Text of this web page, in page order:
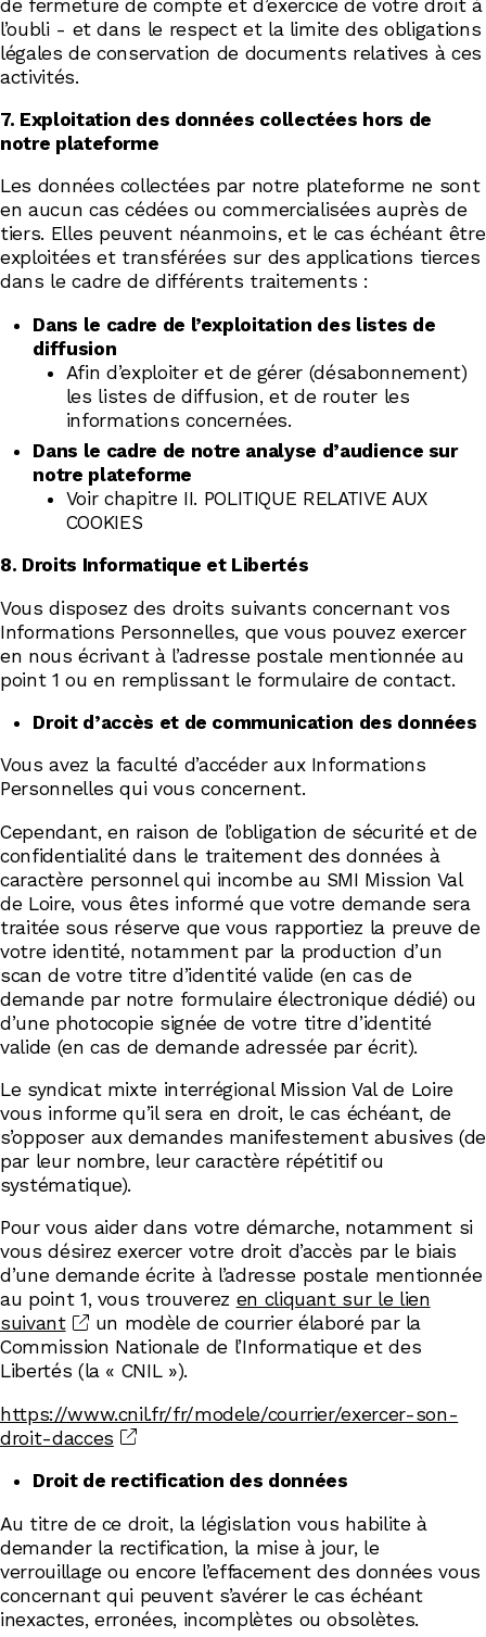
de fermeture de compte et d’exercice de votre droit à
l’oubli - et dans le respect et la limite des obligations
légales de conservation de documents relatives à ces
activités.
7. Exploitation des données collectées hors de
notre plateforme
Les données collectées par notre plateforme ne sont
en aucun cas cédées ou commercialisées auprès de
tiers. Elles peuvent néanmoins, et le cas échéant être
exploitées et transférées sur des applications tierces
dans le cadre de différents traitements :
Dans le cadre de l’exploitation des listes de
diffusion
Afin d’exploiter et de gérer (désabonnement)
les listes de diffusion, et de router les
informations concernées.
Dans le cadre de notre analyse d’audience sur
notre plateforme
Voir chapitre II. POLITIQUE RELATIVE AUX
COOKIES
8. Droits Informatique et Libertés
Vous disposez des droits suivants concernant vos
Informations Personnelles, que vous pouvez exercer
en nous écrivant à l’adresse postale mentionnée au
point 1 ou en remplissant le formulaire de contact.
Droit d’accès et de communication des données
Vous avez la faculté d’accéder aux Informations
Personnelles qui vous concernent.
Cependant, en raison de l’obligation de sécurité et de
confidentialité dans le traitement des données à
caractère personnel qui incombe au SMI Mission Val
de Loire, vous êtes informé que votre demande sera
traitée sous réserve que vous rapportiez la preuve de
votre identité, notamment par la production d’un
scan de votre titre d’identité valide (en cas de
demande par notre formulaire électronique dédié) ou
d’une photocopie signée de votre titre d’identité
valide (en cas de demande adressée par écrit).
Le syndicat mixte interrégional Mission Val de Loire
vous informe qu’il sera en droit, le cas échéant, de
s’opposer aux demandes manifestement abusives (de
par leur nombre, leur caractère répétitif ou
systématique).
Pour vous aider dans votre démarche, notamment si
vous désirez exercer votre droit d’accès par le biais
d’une demande écrite à l’adresse postale mentionnée
au point 1, vous trouverez en cliquant sur le lien
suivant
un modèle de courrier élaboré par la
Commission Nationale de l’Informatique et des
Libertés (la « CNIL »).
https://www.cnil.fr/fr/modele/courrier/exercer-son-
droit-dacces
Droit de rectification des données
Au titre de ce droit, la législation vous habilite à
demander la rectification, la mise à jour, le
verrouillage ou encore l’effacement des données vous
concernant qui peuvent s’avérer le cas échéant
inexactes, erronées, incomplètes ou obsolètes.